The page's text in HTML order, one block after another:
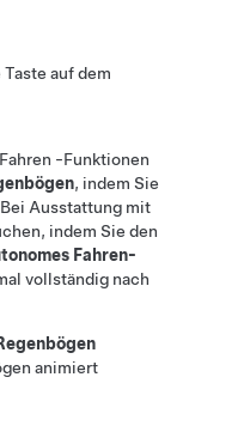
auf dem
-Funktionen
, indem Sie
Bei Ausstattung mit
indem Sie den
Fahren-
vollständig nach
animiert